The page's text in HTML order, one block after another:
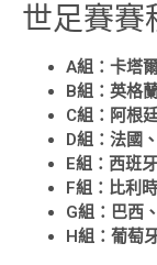
世足賽賽
A組：卡塔
B組：英格
C組：阿根
D組：法國
E組：西班
F組：比利
G組：巴西
H組：葡萄